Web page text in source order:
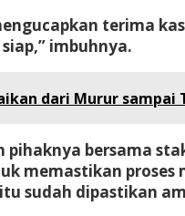
terima
imbuhnya.
dari Murur sampai
bersama
memastikan
sudah dipastikan